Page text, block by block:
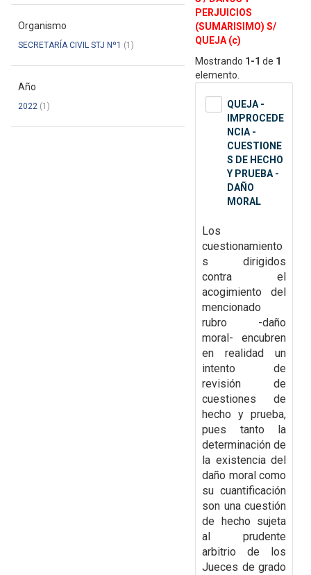
Organismo
SECRETARÍA CIVIL STJ Nº1 (1)
Año
2022 (1)
PERJUICIOS
(SUMARISIMO) S/
QUEJA (c)
Mostrando 1-1 de 1
elemento.
QUEJA -
IMPROCEDE
NCIA -
CUESTIONE
S DE HECHO
Y PRUEBA -
DAÑO
MORAL
Los
cuestionamiento
s dirigidos
contra el
acogimiento del
mencionado
rubro -daño
moral- encubren
en realidad un
intento de
revisión de
cuestiones de
hecho y prueba,
pues tanto la
determinación de
la existencia del
daño moral como
su cuantificación
son una cuestión
de hecho sujeta
al prudente
arbitrio de los
Jueces de grado